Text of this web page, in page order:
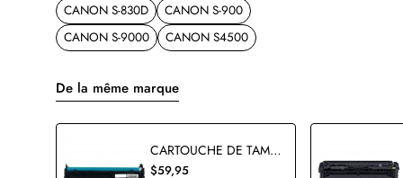
CANON S-830D
CANON S-900
CANON S-9000
CANON S4500
De la même marque
CARTOUCHE DE TAMBOUR CANON 049 2165C001AA COMPATIBLE
$59,95